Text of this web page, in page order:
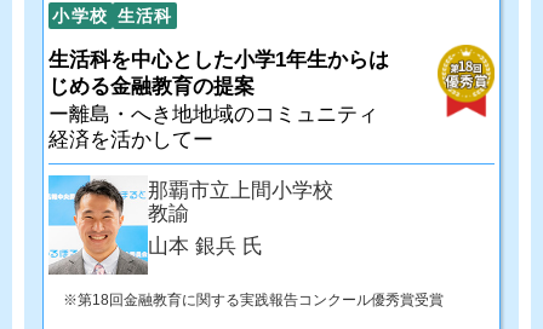
小学校 生活科
生活科を中心とした小学1年生からは
じめる金融教育の提案
ー離島・へき地地域のコミュニティ
経済を活かしてー
那覇市立上間小学校
教諭
山本 銀兵 氏
第18回金融教育に関する実践報告コンクール優秀賞受賞